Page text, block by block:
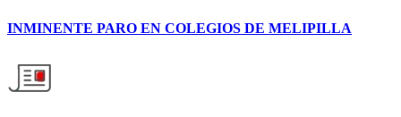
INMINENTE PARO EN COLEGIOS DE MELIPILLA